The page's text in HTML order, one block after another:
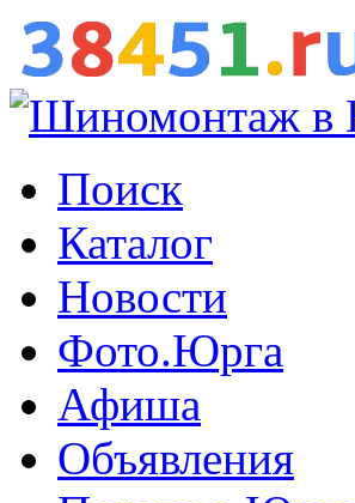
Поиск
Каталог
Новости
Фото.Юрга
Афиша
Объявления